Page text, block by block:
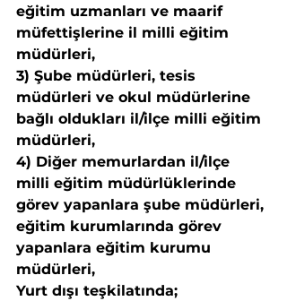
eğitim uzmanları ve maarif
müfettişlerine il milli eğitim
müdürleri,
3) Şube müdürleri, tesis
müdürleri ve okul müdürlerine
bağlı oldukları il/ilçe milli eğitim
müdürleri,
4) Diğer memurlardan il/ilçe
milli eğitim müdürlüklerinde
görev yapanlara şube müdürleri,
eğitim kurumlarında görev
yapanlara eğitim kurumu
müdürleri,
Yurt dışı teşkilatında;